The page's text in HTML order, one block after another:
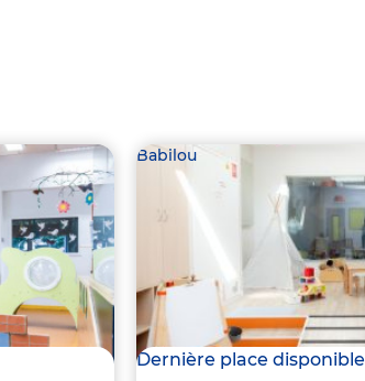
Babilou
Dernière place disponible